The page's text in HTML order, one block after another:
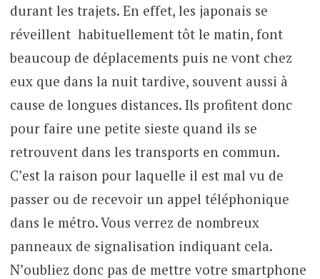
durant les trajets. En effet, les japonais se
réveillent habituellement tôt le matin, font
beaucoup de déplacements puis ne vont chez
eux que dans la nuit tardive, souvent aussi à
cause de longues distances. Ils profitent donc
pour faire une petite sieste quand ils se
retrouvent dans les transports en commun.
C’est la raison pour laquelle il est mal vu de
passer ou de recevoir un appel téléphonique
dans le métro. Vous verrez de nombreux
panneaux de signalisation indiquant cela.
N’oubliez donc pas de mettre votre smartphone